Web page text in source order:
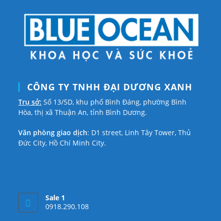
CÔNG TY TNHH ĐẠI DƯƠNG XANH
Trụ sở: Số 13/5D, khu phố Bình Đáng, phường Bình
Hòa, thị xã Thuận An, tỉnh Bình Dương.
Văn phòng giao dịch: D1 street, Linh Tây Tower, Thủ
Đức City, Hồ Chí Minh City.
Sale 1
0918.290.108